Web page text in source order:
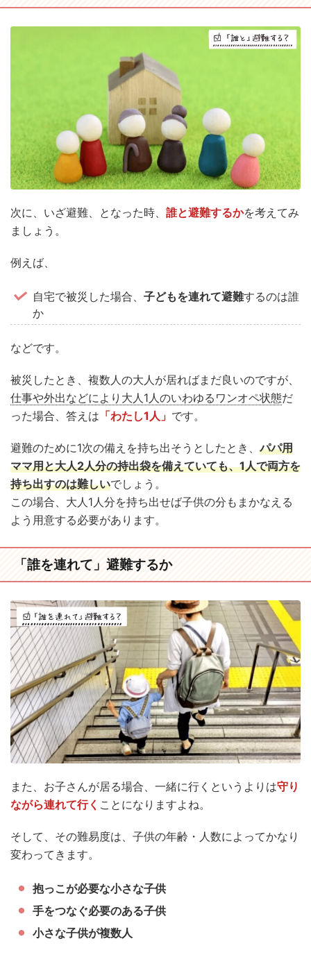
次に、いざ避難、となった時、 誰と避難するかを考えてみ
ましょう。
例えば、
自宅で被災した場合、 子どもを連れて避難するのは誰
か
などです。
被災したとき、複数人の大人が居ればまだ良いのですが、
仕事や外出などにより大人1人のいわゆるワンオペ状態だ
った場合、答えは 「わたし1人」 です。
避難のために1次の備えを持ち出そうとしたとき、パパ用
ママ用と大人2人分の持出袋を備えていても、1人で両方を
持ち出すのは難しいでしょう。
この場合、大人1人分を持ち出せば子供の分もまかなえる
よう用意する必要があります。
「誰を連れて」避難するか
また、お子さんが居る場合、一緒に行くというよりは守り
ながら連れて行く ことになりますよね。
そして、その難易度は、子供の年齢・人数によってかなり
変わってきます。
抱っこが必要な小さな子供
手をつなぐ必要のある子供
小さな子供が複数人